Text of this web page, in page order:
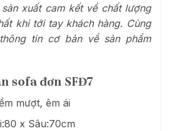
xuất cam kết về chất lượng
khi tới tay khách hàng. Cùng
tin cơ bản về sản phẩm
sofa đơn SFĐ7
mượt, êm ái
x Sâu:70cm